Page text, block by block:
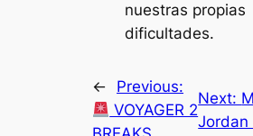
nuestras propias
dificultades.
←
Previous:
VOYAGER 2
Next:
Jordan